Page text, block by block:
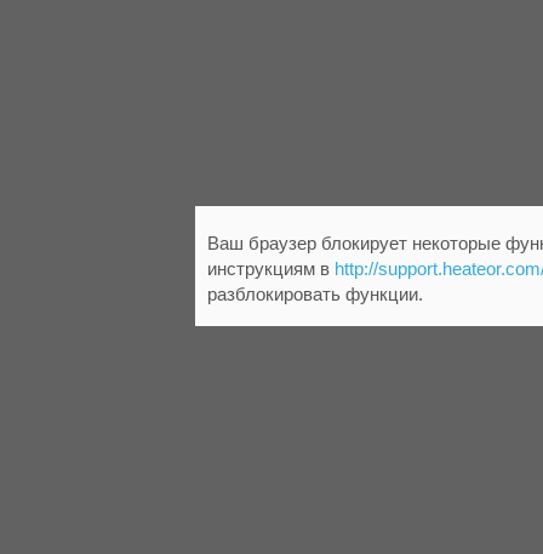
Ваш браузер блокирует некоторые
инструкциям в http://
разблокировать функции.